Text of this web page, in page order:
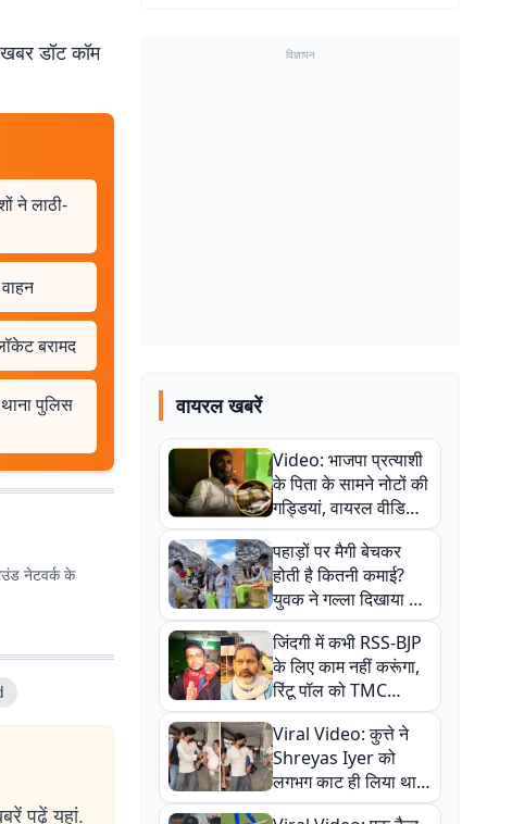
डॉट कॉम
ने लाठी-
बरामद
पुलिस
नेटवर्क के
पढ़ें यहां.
विज्ञापन
वायरल खबरें
Video: भाजपा प्रत्याशी
के पिता के सामने नोटों की
गड्डियां, वायरल वीडियो
से राजनीति में उबाल,
अजित महतो बोले- TMC
की गंदी चाल
पहाड़ों पर मैगी बेचकर
होती है कितनी कमाई?
युवक ने गल्ला दिखाया तो
नौकरी वालों के खड़े हो गए
कान
जिंदगी में कभी RSS-BJP
के लिए काम नहीं करूंगा,
रिंटू पॉल को TMC
ऑफिस में ले जाकर पीटा,
Video वायरल
Viral Video: कुत्ते ने
Shreyas Iyer को
लगभग काट ही लिया था,
न्यूजीलैंड सीरीज से पहले